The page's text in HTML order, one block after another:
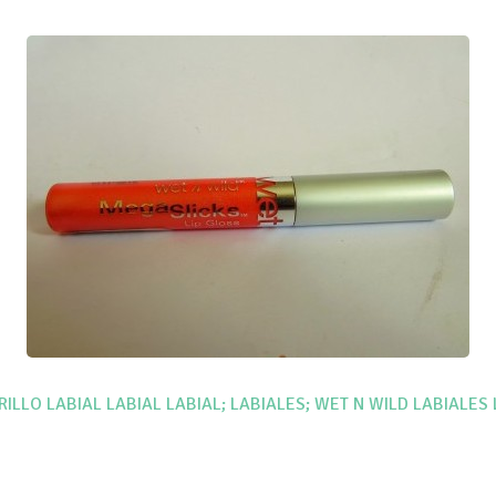
LABIAL LABIAL LABIAL; LABIALES; WET N WILD LABIALES